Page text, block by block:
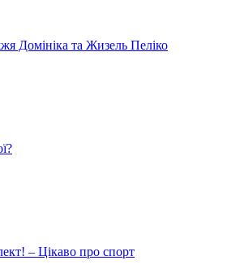
Домініка та Жизель Пеліко
– Цікаво про спорт